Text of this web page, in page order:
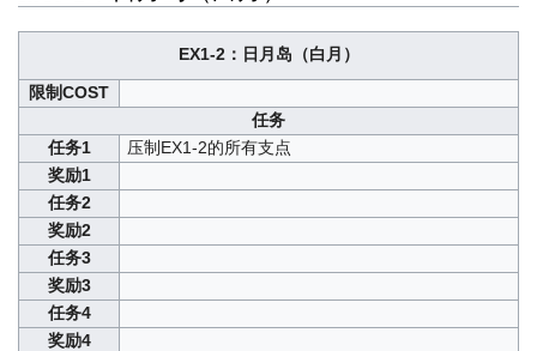
EX1-2：日月岛（白月）
限制COST
任务
任务1
压制EX1-2的所有支点
奖励1
任务2
奖励2
任务3
奖励3
任务4
奖励4